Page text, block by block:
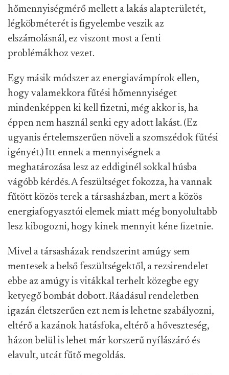
hőmennyiségmérő mellett a lakás alapterületét,
légköbméterét is figyelembe veszik az
elszámolásnál, ez viszont most a fenti
problémákhoz vezet.
Egy másik módszer az energiavámpírok ellen,
hogy valamekkora fűtési hőmennyiséget
mindenképpen ki kell fizetni, még akkor is, ha
éppen nem használ senki egy adott lakást. (Ez
ugyanis értelemszerűen növeli a szomszédok fűtési
igényét.) Itt ennek a mennyiségnek a
meghatározása lesz az eddiginél sokkal húsba
vágóbb kérdés. A feszültséget fokozza, ha vannak
fűtött közös terek a társasházban, mert a közös
energiafogyasztói elemek miatt még bonyolultabb
lesz kibogozni, hogy kinek mennyit kéne fizetnie.
Mivel a társasházak rendszerint amúgy sem
mentesek a belső feszültségektől, a rezsirendelet
ebbe az amúgy is vitákkal terhelt közegbe egy
ketyegő bombát dobott. Ráadásul rendeletben
igazán életszerűen ezt nem is lehetne szabályozni,
eltérő a kazánok hatásfoka, eltérő a hőveszteség,
házon belül is lehet már korszerű nyílászáró és
elavult, utcát fűtő megoldás.